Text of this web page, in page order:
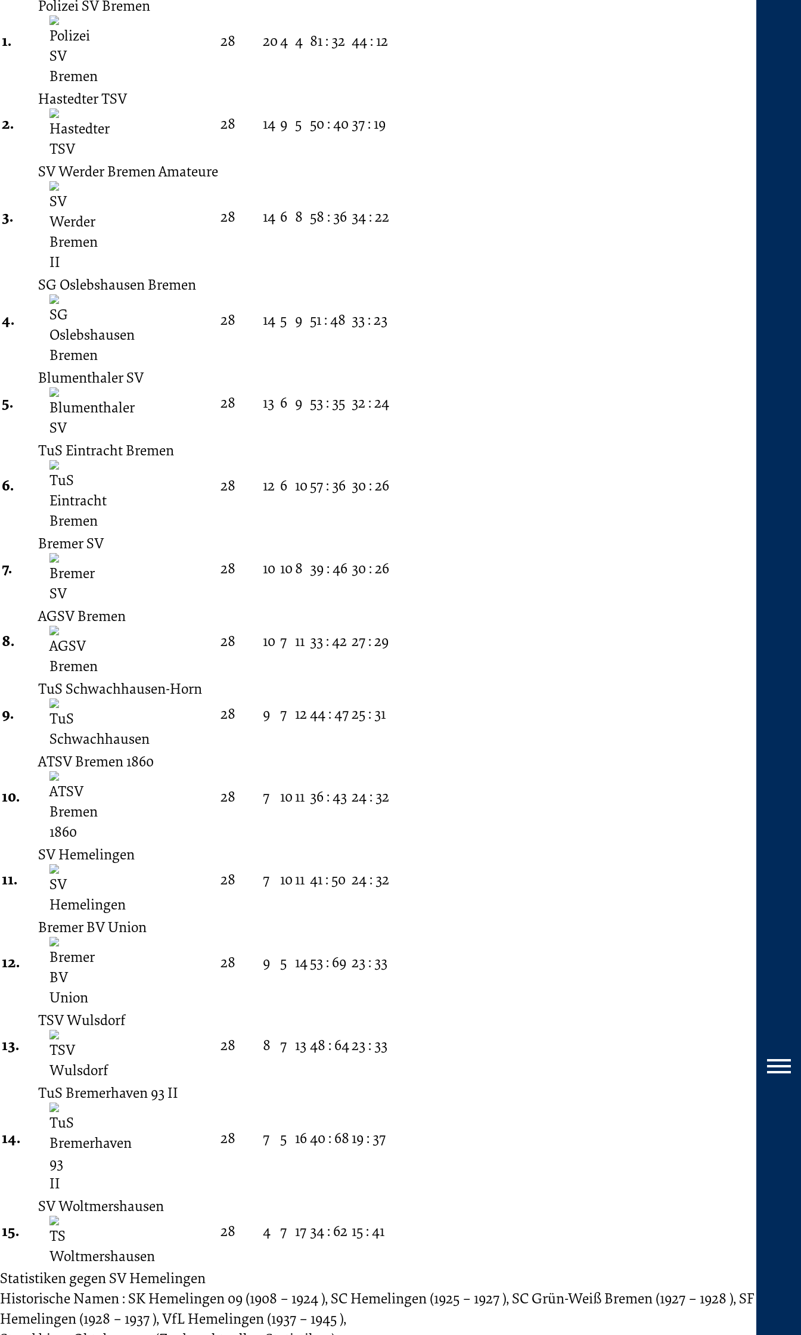
Spieltag
04.10.1970
-
1970/1971
(Amateurliga
Bremen)
1.
Polizei SV Bremen
28
204 4 81 : 32 44 : 12
2.
Hastedter TSV
28
14 9 5 50 : 40 37 : 19
3.
SV Werder Bremen Amateure
28 14 6 8 58 : 36 34 : 22
4.
SG Oslebshausen Bremen
28
14 5 9 51 : 48 33 : 23
5.
Blumenthaler SV
28
13 6 9 53 : 35 32 : 24
6.
TuS Eintracht Bremen
28
12 6 1057 : 36 30 : 26
7.
Bremer SV
28
10 108 39 : 46 30 : 26
8.
AGSV Bremen
28
10 7 11 33 : 42 27 : 29
9.
TuS Schwachhausen-Horn
28
9 7 1244 : 4725 : 31
10.
ATSV Bremen 1860
28
7 1011 36 : 43 24 : 32
11.
SV Hemelingen
28
7 1011 41 : 50 24 : 32
12.
Bremer BV Union
28
9 5 1453 : 69 23 : 33
13.
TSV Wulsdorf
28
8 7 13 48 : 6423 : 33
14.
TuS Bremerhaven 93 II
28 7 5 1640 : 6819 : 37
15.
SV Woltmershausen
28
4 7 17 34 : 62 15 : 41
Statistiken gegenSV Hemelingen
Historische Namen : SK Hemelingen 09 (1908 – 1924 ), SC Hemelingen (1925 – 1927 ), SC Grün-Weiß Bremen (1927 – 1928 ), SF
Hemelingen (1928 – 1937 ), VfL Hemelingen (1937 – 1945 ),